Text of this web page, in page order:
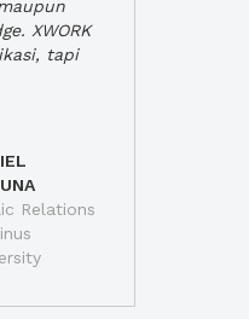
XWORK
tapi
Relations